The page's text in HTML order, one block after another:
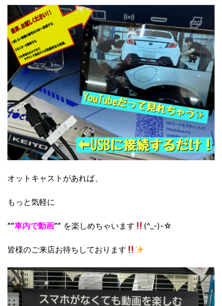
オットキャストがあれば、
もっと気軽に
””車内で動画”” を楽しめちゃいます (^_-)-☆
皆様のご来店お待ちしております